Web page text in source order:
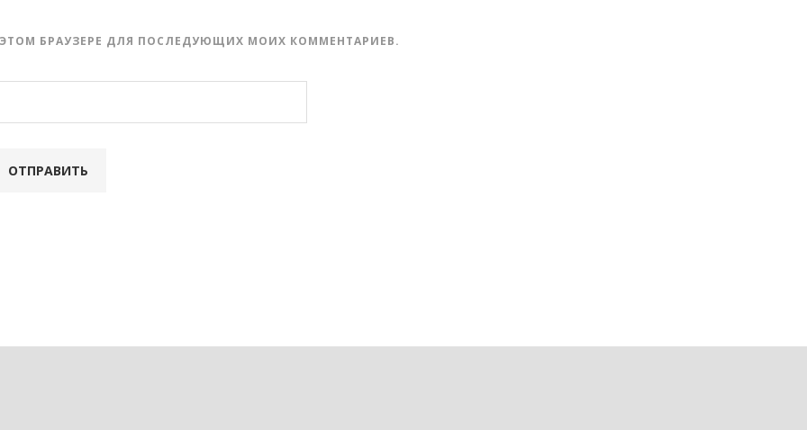
ЭТОМ БРАУЗЕРЕ ДЛЯ ПОСЛЕДУЮЩИХ МОИХ КОММЕНТАРИЕВ.